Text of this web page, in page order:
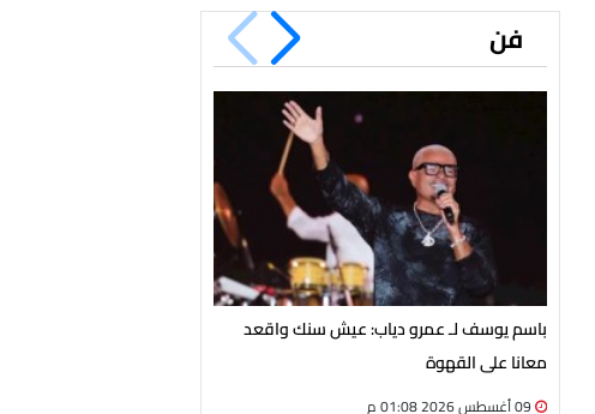
فن
باسم يوسف لـ عمرو دياب: عيش سنك واقعد
معانا على القهوة